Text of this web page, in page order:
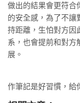
做出的結果會更符合
的安全感，為了不讓
持距離，生怕對方因
系，也會提前和對方
展。
作筆記是好習慣，給